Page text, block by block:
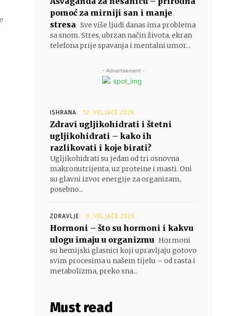
pomoć za mirniji san i manje
stresa Sve više ljudi danas ima problema
sa snom. Stres, ubrzan način života, ekran
telefona prije spavanja i mentalni umor...
- Advertisement -
ISHRANA 12. VELJAČE 2026.
Zdravi ugljikohidrati i štetni
ugljikohidrati – kako ih
razlikovati i koje birati?
Ugljikohidrati su jedan od tri osnovna
makronutrijenta, uz proteine i masti. Oni
su glavni izvor energije za organizam,
posebno...
ZDRAVLJE 9. VELJAČE 2026.
Hormoni – što su hormoni i kakvu
ulogu imaju u organizmu Hormoni
su hemijski glasnici koji upravljaju gotovo
svim procesima u našem tijelu – od rasta i
metabolizma, preko sna...
Must read